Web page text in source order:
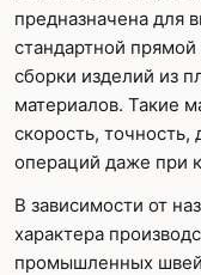
предназначена для
стандартной
сборки изделий из
материалов. Такие
скорость, точность,
операций даже при
В зависимости от
характера
промышленных